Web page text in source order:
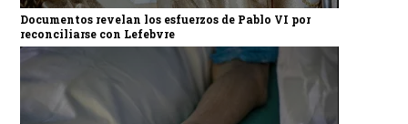
Documentos revelan los esfuerzos de Pablo VI por
reconciliarse con Lefebvre